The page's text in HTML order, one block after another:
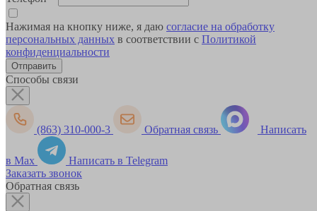
Нажимая на кнопку ниже, я даю согласие на обработку
персональных данных в соответствии с Политикой
конфиденциальности
Способы связи
(863) 310-000-3 Обратная связь Написать
в Max
Написать в Telegram
Заказать звонок
Обратная связь